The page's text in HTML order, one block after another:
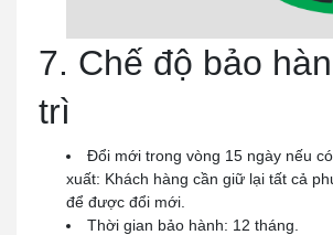
7. Chế độ bảo
trì
Đổi mới trong vòng 15 ngày nếu
xuất: Khách hàng cần giữ lại tất cả
để được đổi mới.
Thời gian bảo hành: 12 tháng.